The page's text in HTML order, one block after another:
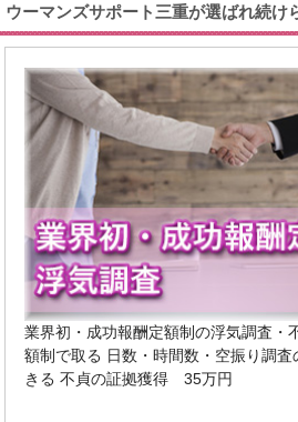
ウーマンズサポート三重が選ばれ続け
業界初・成功報酬定額制の浮気調査・
額制で取る 日数・時間数・空振り調
きる 不貞の証拠獲得 35万円